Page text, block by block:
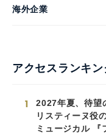
海外企業
アクセスランキン
1
2027年夏、待望
リスティーヌ役
ミュージカル 『